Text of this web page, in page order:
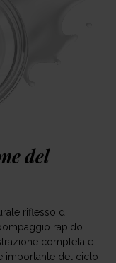
del
riflesso di
rapido
completa e
importante del ciclo